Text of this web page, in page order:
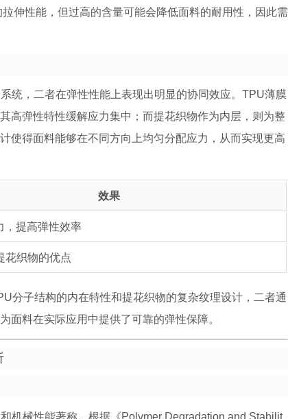
伸性能，但过高的含量可能会降低面料的耐用性，因此需
统，二者在弹性性能上表现出明显的协同效应。TPU薄膜
高弹性特性缓解应力集中；而提花织物作为内层，则为整
使得面料能够在不同方向上均匀分配应力，从而实现更高
效果
，提高弹性效率
花织物的优点
分子结构的内在特性和提花织物的复杂纹理设计，二者通
面料在实际应用中提供了可靠的弹性保障。
机械性能著称。根据《Polymer Degradation and Stabilit